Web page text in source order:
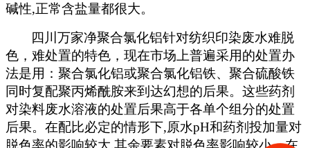
碱性,正常含盐量都很大。
四川万家净聚合氯化铝针对纺织印染废水难脱
色，难处置的特色，现在市场上普遍采用的处置办
法是用：聚合氯化铝或聚合氯化铝铁、聚合硫酸铁
同时复配聚丙烯酰胺来到达幻想的后果。这些药剂
对染料废水溶液的处置后果高于各单个组分的处置
后果。在配比必定的情形下,原水pH和药剂投加量对
脱色率的影响较大,其余要素对脱色率影响较小。在